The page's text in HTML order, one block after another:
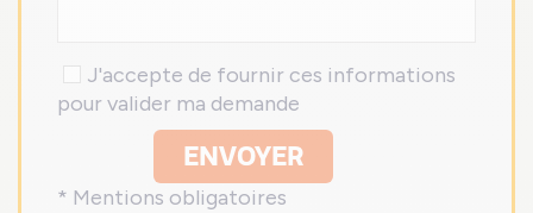
J'accepte de fournir ces informations
pour valider ma demande
ENVOYER
* Mentions obligatoires